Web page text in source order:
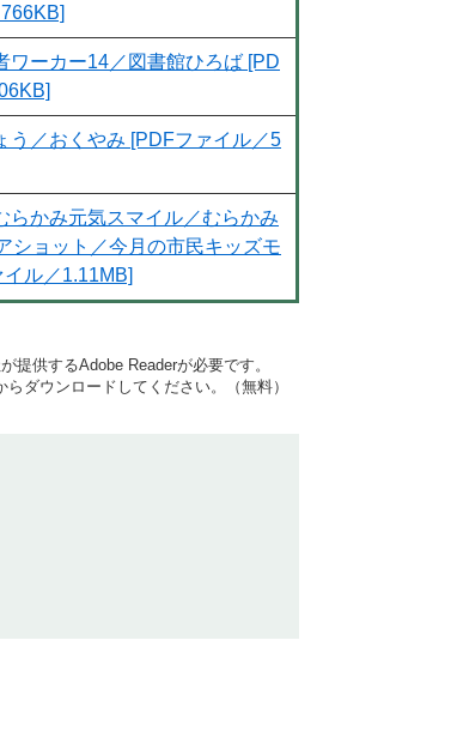
ワーカー14／図書館ひろば [PD
う／おくやみ [PDFファイル／5
らかみ元気スマイル／むらかみ
ショット／今月の市民キッズモ
ル／1.11MB]
提供するAdobe Readerが必要です。
ダウンロードしてください。（無料）